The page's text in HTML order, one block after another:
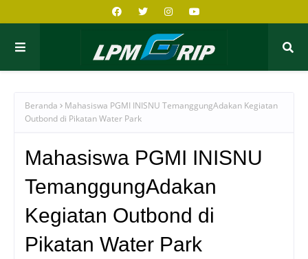
Beranda
Mahasiswa PGMI INISNU TemanggungAdakan Kegiatan
Outbond di Pikatan Water Park
Mahasiswa PGMI INISNU
TemanggungAdakan
Kegiatan Outbond di
Pikatan Water Park